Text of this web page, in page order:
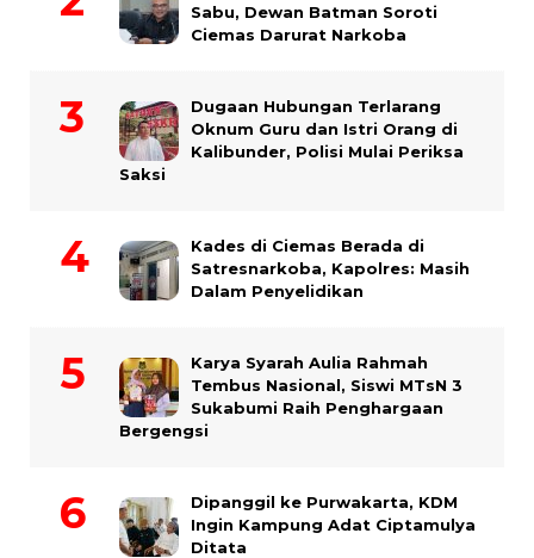
Sabu, Dewan Batman Soroti
Ciemas Darurat Narkoba
Dugaan Hubungan Terlarang
Oknum Guru dan Istri Orang di
Kalibunder, Polisi Mulai Periksa
Saksi
Kades di Ciemas Berada di
Satresnarkoba, Kapolres: Masih
Dalam Penyelidikan
Karya Syarah Aulia Rahmah
Tembus Nasional, Siswi MTsN 3
Sukabumi Raih Penghargaan
Bergengsi
Dipanggil ke Purwakarta, KDM
Ingin Kampung Adat Ciptamulya
Ditata